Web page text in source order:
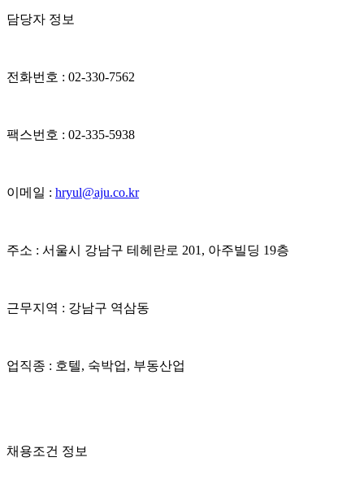
담당자 정보
전화번호 : 02-330-7562
팩스번호 : 02-335-5938
이메일 : hryul@aju.co.kr
주소 : 서울시 강남구 테헤란로 201, 아주빌딩 19층
근무지역 : 강남구 역삼동
업직종 : 호텔, 숙박업, 부동산업
채용조건 정보